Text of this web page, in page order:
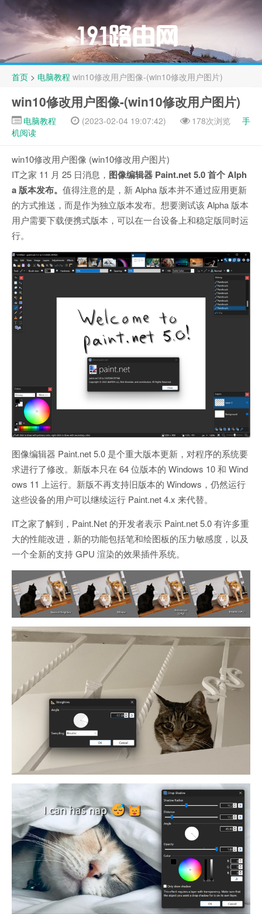
首页 > 电脑教程 win10修改用户图像-(win10修改用户图片)
win10修改用户图像-(win10修改用户图片)
电脑教程 (2023-02-04 19:07:42) 178次浏览
手
机阅读
win10修改用户图像 (win10修改用户图片)
IT之家 11 月 25 日消息， 图像编辑器 Paint.net 5.0 首个 Alph
a 版本发布。 值得注意的是，新 Alpha 版本并不通过应用更新
的方式推送，而是作为独立版本发布。想要测试该 Alpha 版本
用户需要下载便携式版本，可以在一台设备上和稳定版同时运
行。
图像编辑器 Paint.net 5.0 是个重大版本更新，对程序的系统要
求进行了修改。新版本只在 64 位版本的 Windows 10 和 Wind
ows 11 上运行。新版不再支持旧版本的 Windows，仍然运行
这些设备的用户可以继续运行 Paint.net 4.x 来代替。
IT之家了解到，Paint.Net 的开发者表示 Paint.net 5.0 有许多重
大的性能改进，新的功能包括笔和绘图板的压力敏感度，以及
一个全新的支持 GPU 渲染的效果插件系统。